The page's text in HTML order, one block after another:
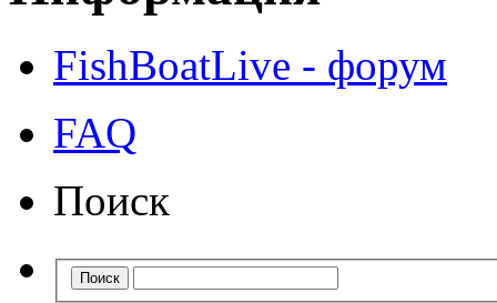
FishBoatLive - форум
FAQ
Поиск